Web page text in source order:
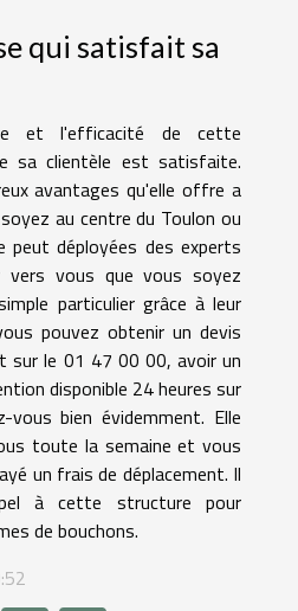
qui satisfait sa
et l'efficacité de cette
sa clientèle est satisfaite.
avantages qu'elle offre a
au centre du Toulon ou
peut déployées des experts
vers vous que vous soyez
particulier grâce à leur
pouvez obtenir un devis
sur le 01 47 00 00, avoir un
disponible 24 heures sur
vous bien évidemment. Elle
toute la semaine et vous
un frais de déplacement. Il
à cette structure pour
de bouchons.